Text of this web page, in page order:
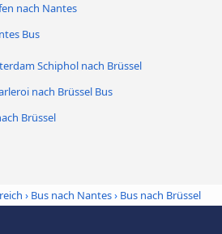
nach Nantes
Bus
Schiphol nach Brüssel
nach Brüssel Bus
Brüssel
› Bus nach Nantes› Bus nach Brüssel